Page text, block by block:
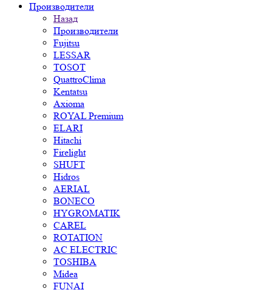
Производители
Назад
Производители
Fujitsu
LESSAR
TOSOT
QuattroClima
Kentatsu
Axioma
ROYAL Premium
ELARI
Hitachi
Firelight
SHUFT
Hidros
AERIAL
BONECO
HYGROMATIK
CAREL
ROTATION
AC ELECTRIC
TOSHIBA
Midea
FUNAI